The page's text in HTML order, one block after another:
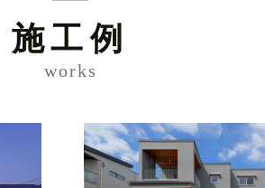
施工例
works